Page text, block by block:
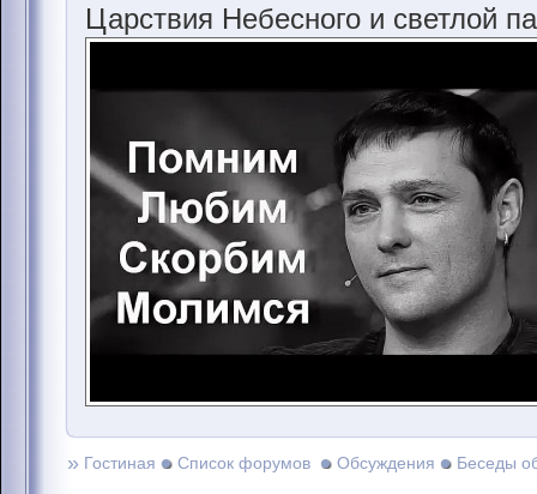
Царствия Небесного и светлой
» Гостиная Список форумов Обсуждения Беседы